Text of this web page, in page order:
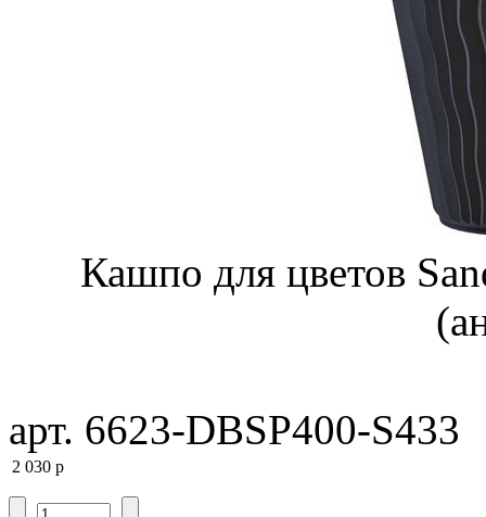
Кашпо для цветов
арт. 6623-DBSP400-S433
2 030 p